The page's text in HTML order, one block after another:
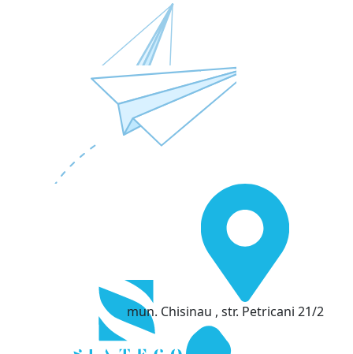
mun. Chisinau , str. Petricani 21/2